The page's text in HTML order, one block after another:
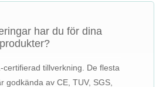
har du för dina
produkter?
certifierad tillverkning. De flesta
godkända av CE, TUV, SGS,